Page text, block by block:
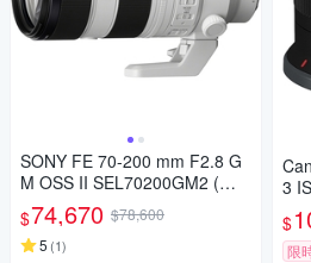
SONY FE 70-200 mm F2.8 G
M OSS II SEL70200GM2 (公
司貨)
$74,670 $78,600
5 (1)
3
$
限